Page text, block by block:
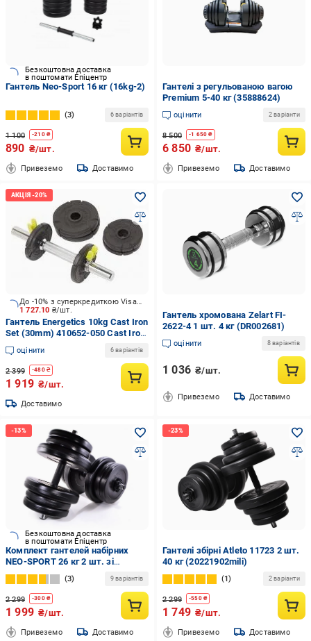
Безкоштовна доставка
в поштомати Епіцентр
Гантель Neo-Sport 16 кг (16kg-2)
3 6 варіантів
1 100 -210₴
890 ₴/шт.
Привеземо Доставимо
Гантелі з регульованою вагою
Premium 5-40 кг (35888624)
оцінити 2 варіанти
8 500 -1 650 ₴
6 850 ₴/шт.
Привеземо Доставимо
1 727.10 ₴/шт.
До -10% з суперкредиткою Visa Вигода
Гантель Energetics 10kg Cast Iron
Set (30mm) 410652-050 Cast Iron
Set 10 кг чорний
оцінити 6 варіантів
2 399 -480₴
1 919 ₴/шт.
Доставимо
Гантель хромована Zelart FI-
2622-4 1 шт. 4 кг (DR002681)
оцінити 8 варіантів
1 036 ₴/шт.
Привеземо Доставимо
Безкоштовна доставка
в поштомати Епіцентр
Комплект гантелей набірних
NEO-SPORT 26 кг 2 шт. зі
змінними дисками Чорний
3 9 варіантів
2 299 -300₴
1 999 ₴/шт.
Привеземо Доставимо
Гантелі збірні Atleto 11723 2 шт.
40 кг (20221902mili)
1 2 варіанти
2 299 -550₴
1 749 ₴/шт.
Привеземо Доставимо